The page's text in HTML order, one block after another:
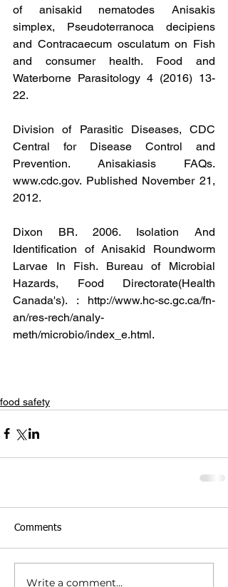
of anisakid nematodes Anisakis
simplex, Pseudoterranoca decipiens
and Contracaecum osculatum on Fish
and consumer health. Food and
Waterborne Parasitology 4 (2016) 13-
22.
Division of Parasitic Diseases, CDC
Central for Disease Control and
Prevention. Anisakiasis FAQs.
www.cdc.gov. Published November 21,
2012.
Dixon BR. 2006. Isolation And
Identification of Anisakid Roundworm
Larvae In Fish. Bureau of Microbial
Hazards, Food Directorate(Health
Canada's). : http://www.hc-sc.gc.ca/fn-
an/res-rech/analy-
meth/microbio/index_e.html.
food safety
Comments
Write a comment...